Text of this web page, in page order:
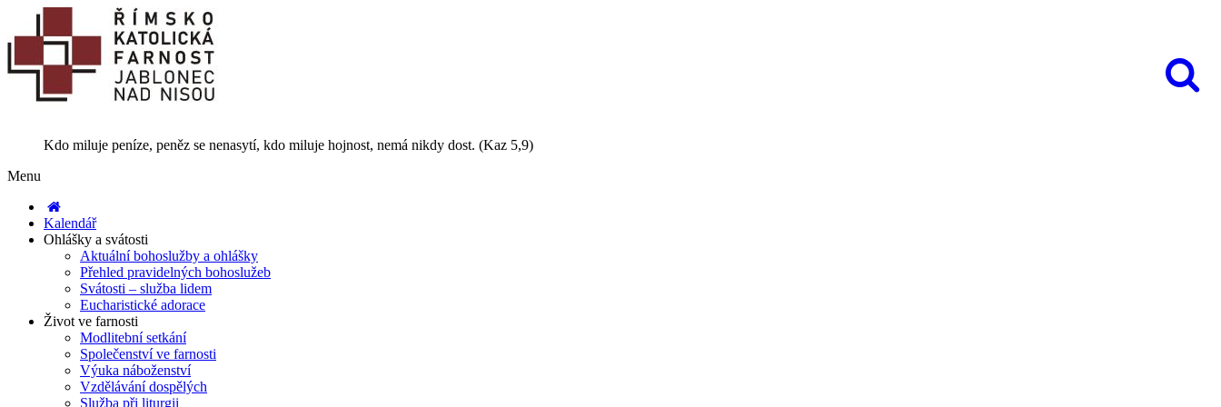
Kdo miluje peníze, peněz se nenasytí, kdo miluje hojnost, nemá nikdy dost. (Kaz 5,9)
Menu
Kalendář
Ohlášky a svátosti
Aktuální bohoslužby a ohlášky
Přehled pravidelných bohoslužeb
Svátosti – služba lidem
Eucharistické adorace
Život ve farnosti
Modlitební setkání
Společenství ve farnosti
Výuka náboženství
Vzdělávání dospělých
Služba při liturgii